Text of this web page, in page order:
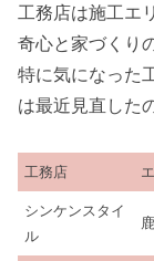
工務店は施工エ
奇心と家づくり
特に気になった
は最近見直した
工務店
シンケンスタイ
ル